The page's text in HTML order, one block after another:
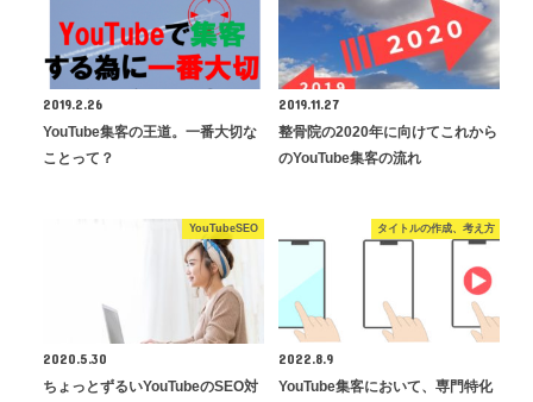
2019.2.26
YouTube集客の王道。一番大切な
ことって？
2019.11.27
整骨院の2020年に向けてこれから
のYouTube集客の流れ
YouTubeSEO
2020.5.30
ちょっとずるいYouTubeのSEO対
タイトルの作成、考え方
2022.8.9
YouTube集客において、専門特化